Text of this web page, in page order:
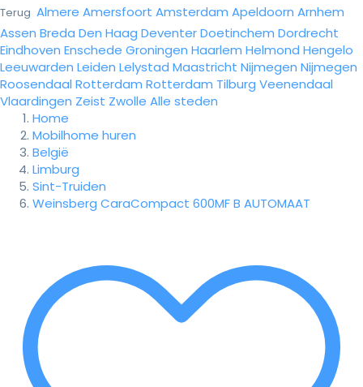
Terug Almere Amersfoort Amsterdam Apeldoorn Arnhem
Assen Breda Den Haag DeventerDoetinchem Dordrecht
Eindhoven Enschede Groningen Haarlem Helmond Hengelo
Leeuwarden Leiden Lelystad Maastricht Nijmegen Nijmegen
Roosendaal Rotterdam Rotterdam Tilburg Veenendaal
Vlaardingen Zeist Zwolle Alle steden
Home
Mobilhome huren
België
Limburg
Sint-Truiden
Weinsberg CaraCompact 600MF B AUTOMAAT